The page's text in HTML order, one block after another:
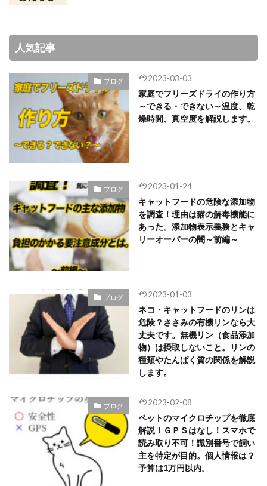
人気記事
ブログ 2023-03-03
家庭でフリーズドライの作り方
～できる・できない～温度、乾
燥時間、真空度を解説します。
ブログ 2023-01-24
キャットフードの危険な添加物
を調査！理由は猫の解毒機能に
あった。添加物表示義務とキャ
リーオーバーの闇～前編～
ブログ 2023-01-03
ネコ・キャットフードのリンは
危険？ささみの有機リンなら大
丈夫です。無機リン（食品添加
物）は摂取しないこと。リンの
種類やたんぱく質の関係を解説
します。
ブログ 2023-02-08
ペットのマイクロチップを徹底
解説！ＧＰＳはなし！スマホで
読み取り不可！識別番号で飼い
主を特定が目的。個人情報は？
予算は1万円以内。